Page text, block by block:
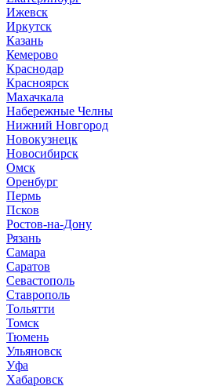
Ижевск
Иркутск
Казань
Кемерово
Краснодар
Красноярск
Махачкала
Набережные Челны
Нижний Новгород
Новокузнецк
Новосибирск
Омск
Оренбург
Пермь
Псков
Ростов-на-Дону
Рязань
Самара
Саратов
Севастополь
Ставрополь
Тольятти
Томск
Тюмень
Ульяновск
Уфа
Хабаровск